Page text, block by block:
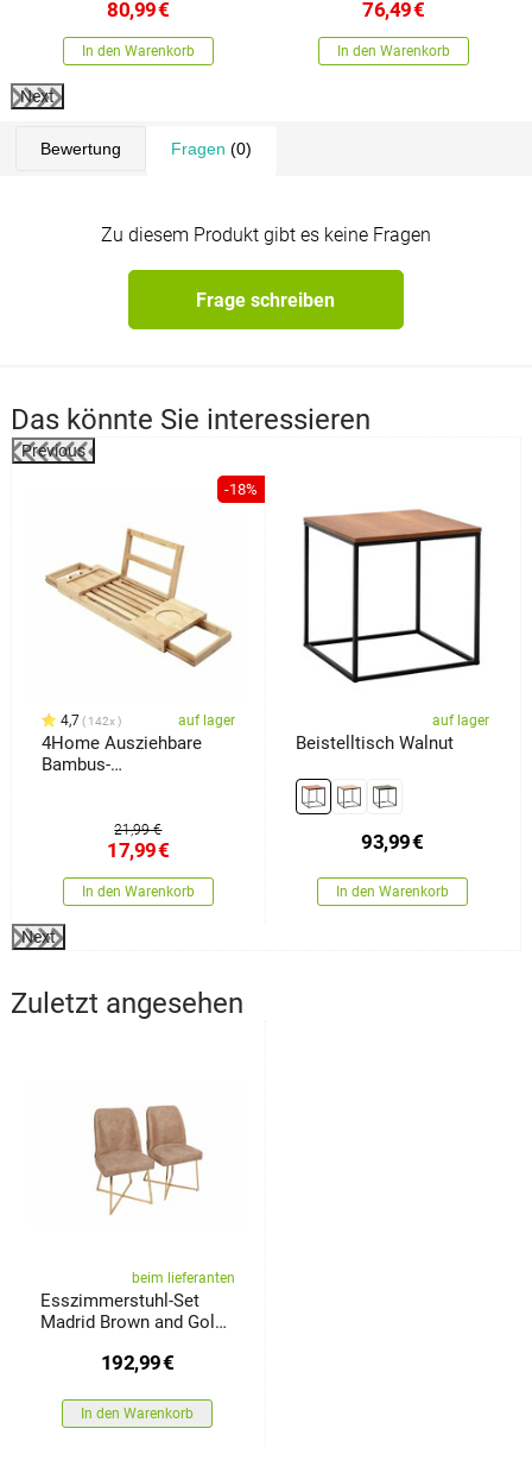
80,99€
In den Warenkorb
76,49€
In den Warenkorb
Next
Bewertung Fragen (0)
Zu diesem Produkt gibt es keine Fragen
Frage schreiben
Das könnte Sie interessieren
Previous
-18%
4,7 142x auf lager
4Home Ausziehbare
Bambus-
21,99 €
17,99€
In den Warenkorb
auf lager
Beistelltisch Walnut
93,99€
In den Warenkorb
Next
Zuletzt angesehen
beim lieferanten
Esszimmerstuhl-Set
Madrid Brown and Gold,
192,99€
In den Warenkorb